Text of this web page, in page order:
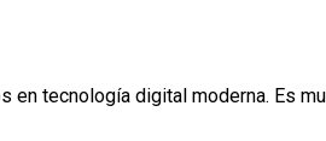
tecnología digital moderna. Es